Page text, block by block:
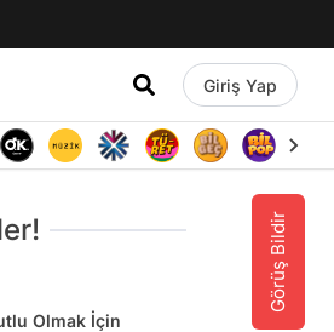
Giriş Yap
Görüş Bildir
Olmak İçin